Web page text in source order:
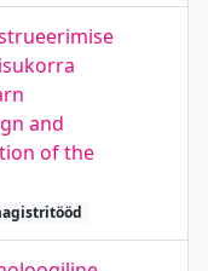
and
of the